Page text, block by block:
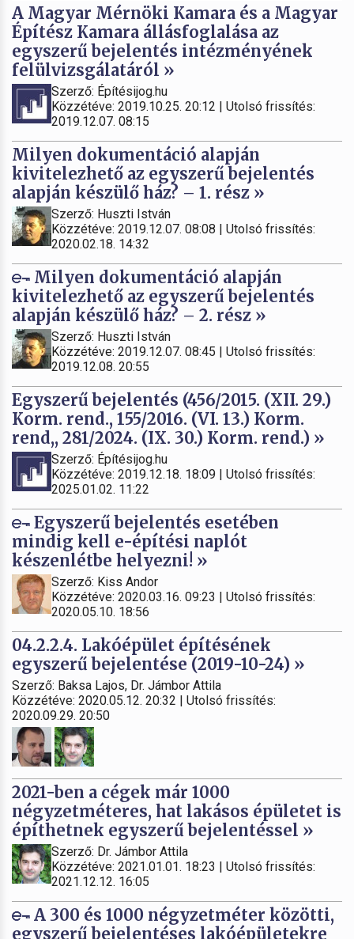
A Magyar Mérnöki Kamara és a Magyar
Építész Kamara állásfoglalása az
egyszerű bejelentés intézményének
felülvizsgálatáról »
Szerző: Építésijog.hu
Közzétéve: 2019.10.25. 20:12 | Utolsó frissítés:
2019.12.07. 08:15
Milyen dokumentáció alapján
kivitelezhető az egyszerű bejelentés
alapján készülő ház? – 1. rész »
Szerző: Huszti István
Közzétéve: 2019.12.07. 08:08 | Utolsó frissítés:
2020.02.18. 14:32
Milyen dokumentáció alapján
kivitelezhető az egyszerű bejelentés
alapján készülő ház? – 2. rész »
Szerző: Huszti István
Közzétéve: 2019.12.07. 08:45 | Utolsó frissítés:
2019.12.08. 20:55
Egyszerű bejelentés (456/2015. (XII. 29.)
Korm. rend., 155/2016. (VI. 13.) Korm.
rend,, 281/2024. (IX. 30.) Korm. rend.) »
Szerző: Építésijog.hu
Közzétéve: 2019.12.18. 18:09 | Utolsó frissítés:
2025.01.02. 11:22
Egyszerű bejelentés esetében
mindig kell e-építési naplót
készenlétbe helyezni! »
Szerző: Kiss Andor
Közzétéve: 2020.03.16. 09:23 | Utolsó frissítés:
2020.05.10. 18:56
04.2.2.4. Lakóépület építésének
egyszerű bejelentése (2019-10-24) »
Szerző: Baksa Lajos, Dr. Jámbor Attila
Közzétéve: 2020.05.12. 20:32 | Utolsó frissítés:
2020.09.29. 20:50
2021-ben a cégek már 1000
négyzetméteres, hat lakásos épületet is
építhetnek egyszerű bejelentéssel »
Szerző: Dr. Jámbor Attila
Közzétéve: 2021.01.01. 18:23 | Utolsó frissítés:
2021.12.12. 16:05
A 300 és 1000 négyzetméter közötti,
egyszerű bejelentéses lakóépületekre